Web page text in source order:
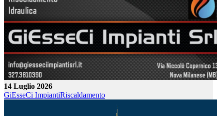
14 Luglio 2026
GiEsseCi ImpiantiRiscaldamento